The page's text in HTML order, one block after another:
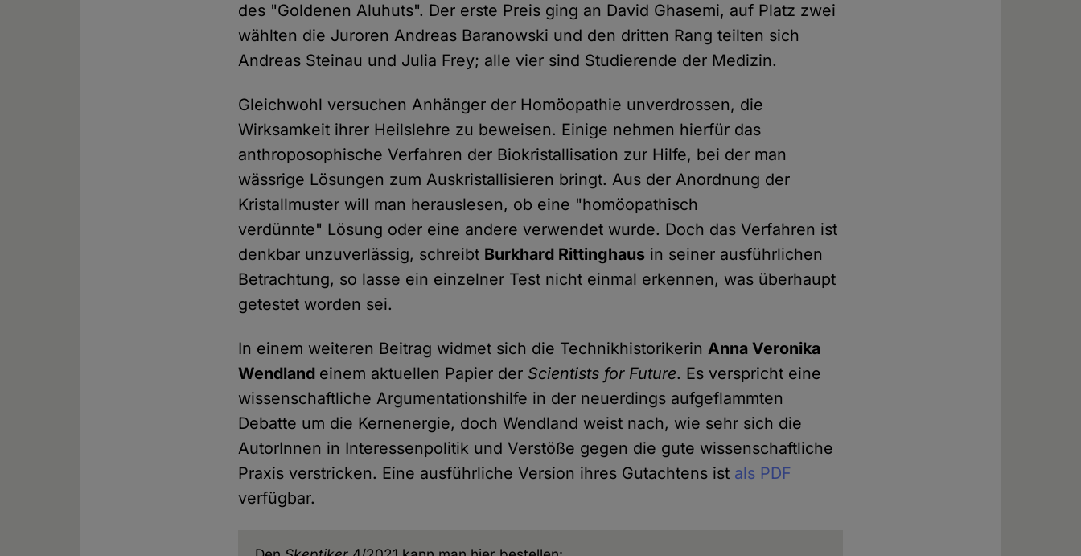
des "Goldenen Aluhuts". Der erste Preis ging an David Ghasemi, auf Platz zwei
wählten die Juroren Andreas Baranowski und den dritten Rang teilten sich
Andreas Steinau und Julia Frey; alle vier sind Studierende der Medizin.
Gleichwohl versuchen Anhänger der Homöopathie unverdrossen, die
Wirksamkeit ihrer Heilslehre zu beweisen. Einige nehmen hierfür das
anthroposophische Verfahren der Biokristallisation zur Hilfe, bei der man
wässrige Lösungen zum Auskristallisieren bringt. Aus der Anordnung der
Kristallmuster will man herauslesen, ob eine "homöopathisch
verdünnte" Lösung oder eine andere verwendet wurde. Doch das Verfahren ist
denkbar unzuverlässig, schreibt Burkhard Rittinghaus in seiner ausführlichen
Betrachtung, so lasse ein einzelner Test nicht einmal erkennen, was überhaupt
getestet worden sei.
In einem weiteren Beitrag widmet sich die TechnikhistorikerinAnna Veronika
Wendland einem aktuellen Papier der Scientists for Future. Es verspricht eine
wissenschaftliche Argumentationshilfe in der neuerdings aufgeflammten
Debatte um die Kernenergie, doch Wendland weist nach, wie sehr sich die
AutorInnen in Interessenpolitik und Verstöße gegen die gute wissenschaftliche
Praxis verstricken. Eine ausführliche Version ihres Gutachtens ist als PDF
verfügbar.